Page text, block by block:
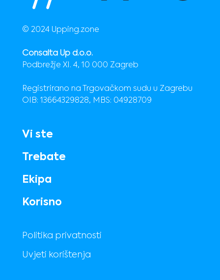
© 2024 Upping.zone
Consalta Up d.o.o.
Podbrežje XI. 4, 10 000 Zagreb
Registrirano na Trgovačkom sudu u Zagrebu
OIB: 13664329828, MBS: 04928709
Vi ste
Trebate
Ekipa
Korisno
Politika privatnosti
Uvjeti korištenja